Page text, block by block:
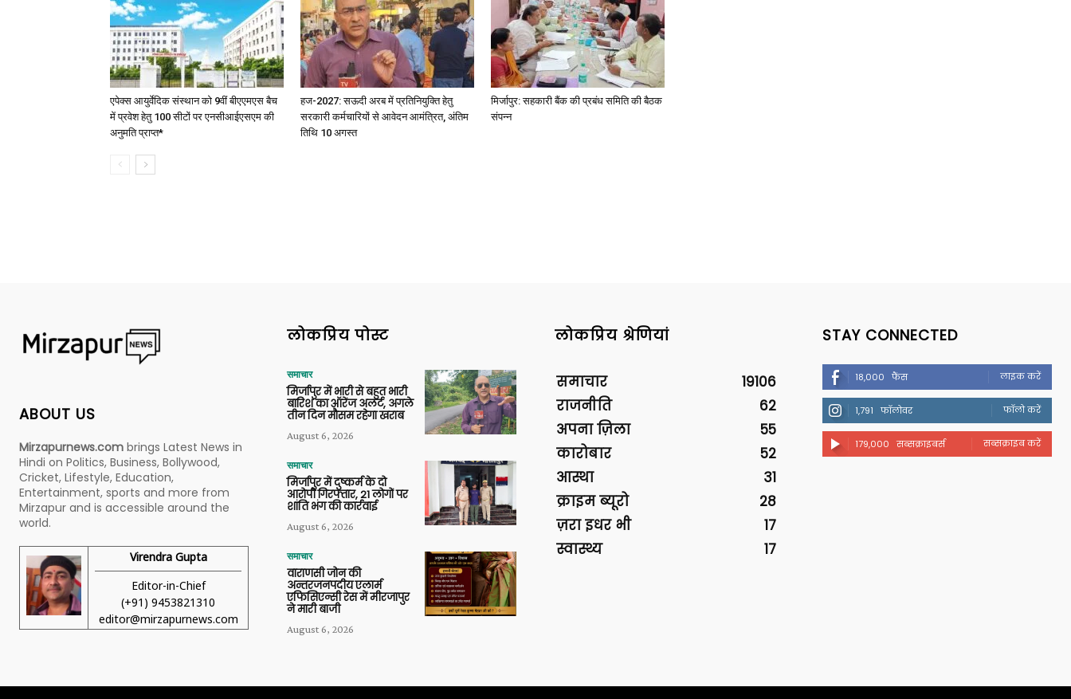
News
एपेक्स आयुर्वेदिक संस्थान को 9वीं बीएएमएस बैच
में प्रवेश हेतु 100 सीटों पर एनसीआईएसएम की
अनुमति प्राप्त*
हज-2027: सऊदी अरब में प्रतिनियुक्ति हेतु
सरकारी कर्मचारियों से आवेदन आमंत्रित, अंतिम
तिथि 10 अगस्त
मिर्जापुर: सहकारी बैंक की प्रबंध समिति की बैठक
संपन्न
ABOUT US
Mirzapurnews.com brings Latest News in
Hindi on Politics, Business, Bollywood,
Cricket, Lifestyle, Education,
Entertainment, sports and more from
Mirzapur and is accessible around the
world.
Virendra Gupta
Editor-in-Chief
(+91) 9453821310
editor@mirzapurnews.com
लोकप्रिय पोस्ट
समाचार
मिर्जापुर में भारी से बहुत भारी
बारिश का ऑरेंज अलर्ट, अगले
तीन दिन मौसम रहेगा खराब
August 6, 2026
समाचार
मिर्जापुर में दुष्कर्म के दो
आरोपी गिरफ्तार, 21 लोगों पर
शांति भंग की कार्रवाई
August 6, 2026
समाचार
वाराणसी जोन की
अन्तरजनपदीय एलार्म
एफिसिएन्सी रेस में मीरजापुर
ने मारी बाजी
August 6, 2026
लोकप्रिय श्रेणियां
समाचार
19106
राजनीति
62
अपना ज़िला
55
कारोबार
52
आस्था
31
क्राइम ब्यूरो
28
ज़रा इधर भी
17
स्वास्थ्य
17
STAY CONNECTED
18,000 फैंस लाइक करें
1,791 फॉलोवर फॉलो करें
179,000 सब्सक्राइबर्स सब्सक्राइब करें